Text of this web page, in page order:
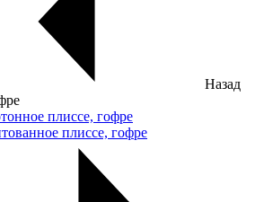
Назад
плиссе, гофре
плиссе, гофре